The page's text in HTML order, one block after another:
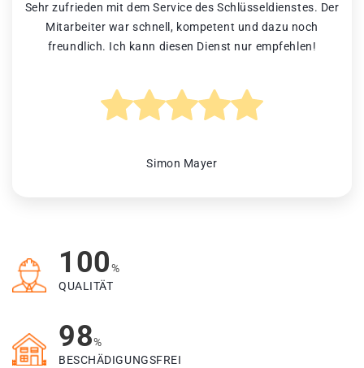
Sehr zufrieden mit dem Service des Schlüsseldienstes. Der
Mitarbeiter war schnell, kompetent und dazu noch
freundlich. Ich kann diesen Dienst nur empfehlen!
Simon Mayer
100%
QUALITÄT
98%
BESCHÄDIGUNGSFREI